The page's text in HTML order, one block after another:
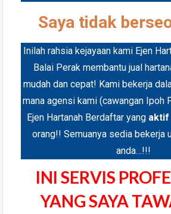
Saya tidak
Inilah rahsia kejayaan kami Ejen
Balai Perak membantu jual
mudah dan cepat! Kami bekerja
mana agensi kami (cawangan Ipoh
Ejen Hartanah Berdaftar yang aktif
orang!! Semuanya sedia bekerja
anda…!!!
INI SERVIS
YANG SAYA